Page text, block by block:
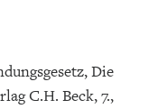
Die
C.H. Beck, 7.,